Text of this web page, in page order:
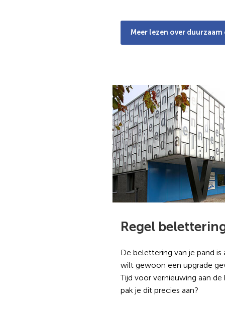
Meer lezen over
Regel
De belettering van je pand is
wilt gewoon een upgrade
Tijd voor vernieuwing aan
pak je dit precies aan?